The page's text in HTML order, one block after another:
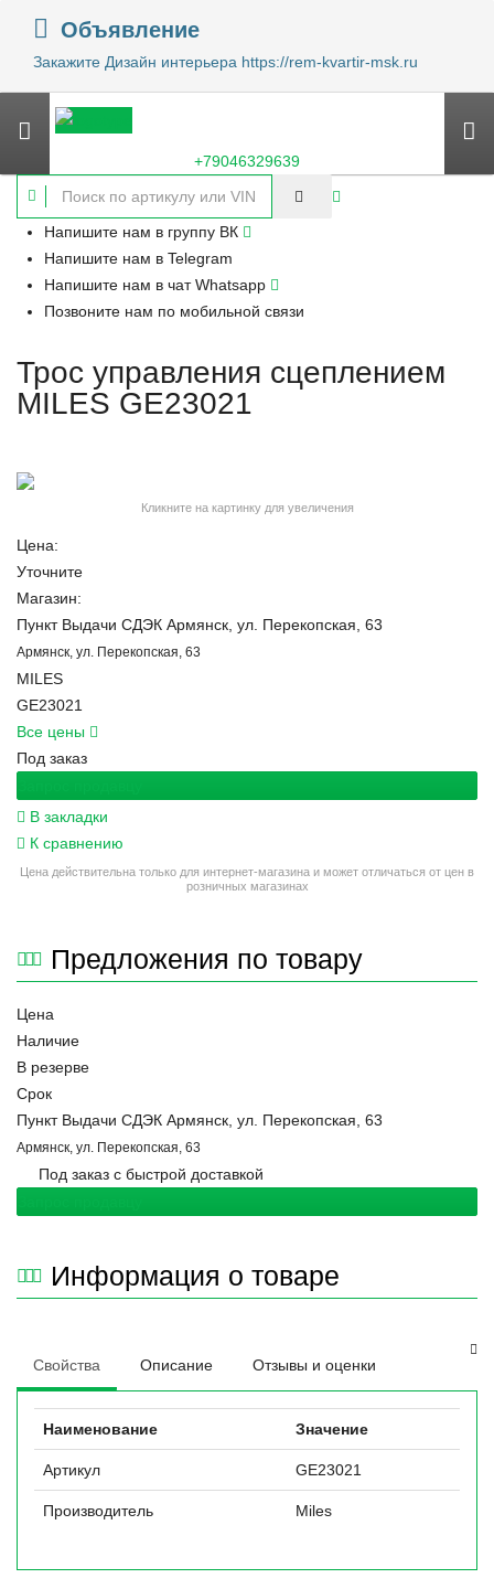
Объявление
Закажите Дизайн интерьера https://rem-kvartir-msk.ru
+79046329639
Напишите нам в группу ВК
Напишите нам в Telegram
Напишите нам в чат Whatsapp
Позвоните нам по мобильной связи
Трос управления сцеплением
MILES GE23021
Кликните на картинку для увеличения
Цена:
Уточните
Магазин:
Пункт Выдачи СДЭК Армянск, ул. Перекопская, 63
Армянск, ул. Перекопская, 63
MILES
GE23021
Все цены
Под заказ
В закладки
К сравнению
Цена действительна только для интернет-магазина и может отличаться от цен в
розничных магазинах
Предложения по товару
Цена
Наличие
В резерве
Срок
Пункт Выдачи СДЭК Армянск, ул. Перекопская, 63
Армянск, ул. Перекопская, 63
Под заказ с быстрой доставкой
Информация о товаре
Свойства Описание Отзывы и оценки
Наименование Значение
Артикул GE23021
Производитель Miles